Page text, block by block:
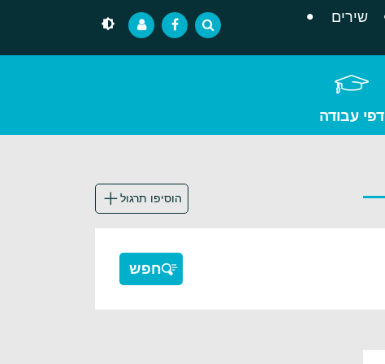
שירים
דפי עבודה
הוסיפו תרגול